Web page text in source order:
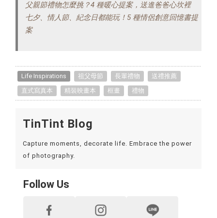
父親節禮物怎麼挑？4 種暖心提案，送進爸爸心坎裡
七夕、情人節、紀念日都能玩！5 種情侶創意回憶書提
案
Life Inspirations 祖父母節 長輩禮物
送禮推薦
直式寫真本
精裝映畫本 框畫 禮物
TinTint Blog
Capture moments, decorate life. Embrace the power
of photography.
Follow Us